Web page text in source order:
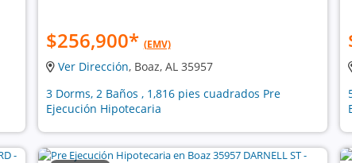
$256,900* (EMV)
Ver Dirección, Boaz, AL 35957
3 Dorms, 2 Baños , 1,816 pies cuadrados Pre
Ejecución Hipotecaria